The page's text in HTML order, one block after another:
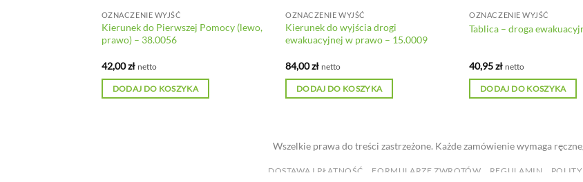
OZNACZENIE WYJŚĆ
Kierunek do Pierwszej Pomocy (lewo,
prawo) – 38.0056
42,00zł netto
DODAJ DO KOSZYKA
OZNACZENIE WYJŚĆ
Kierunek do wyjścia drogi
ewakuacyjnej w prawo – 15.0009
84,00zł netto
DODAJ DO KOSZYKA
OZNACZENIE WYJŚĆ
Tablica – droga
40,95zł netto
DODAJ DO KOSZYKA
Wszelkie prawa do treści zastrzeżone. Każde zamówienie wymaga
DOSTAWA I PŁATNOŚĆ FORMULARZE ZWROTÓW REGULAMIN